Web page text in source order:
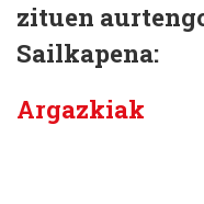
zituen
Sailkapena:
Argazkiak